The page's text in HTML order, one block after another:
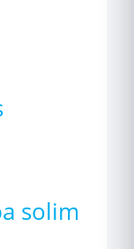
solim